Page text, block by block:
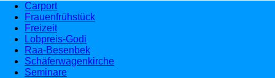
Carport
Frauenfrühstück
Freizeit
Lobpreis-Godi
Raa-Besenbek
Schäferwagenkirche
Seminare